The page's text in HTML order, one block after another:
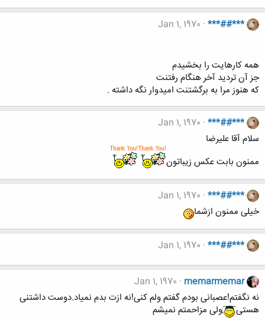
***##***
Jan 1, 1970
همه کارهایت را بخشیدم
جز آن تردید آخر هنگام رفتنت
که هنوز مرا به برگشتنت امیدوار نگه داشته .
***##***
Jan 1, 1970
سلام آقا علیرضا
ممنون بابت عکس زیباتون
***##***
Jan 1, 1970
خیلی ممنون ازشما
***##***
Jan 1, 1970
memarmemar
Jan 1, 1970
نه نگفتم!عصبانی بودم گفتم ولم کنی!نه ازت بدم نمیاد.دوست داشتنی
هستی
ولی مزاحمتم نمیشم